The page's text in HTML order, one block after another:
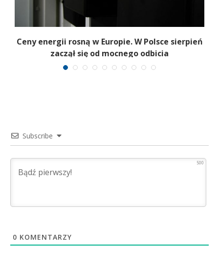
Ceny energii rosną w Europie. W Polsce sierpień
zaczął się od mocnego odbicia
Subscribe
500
0 KOMENTARZY